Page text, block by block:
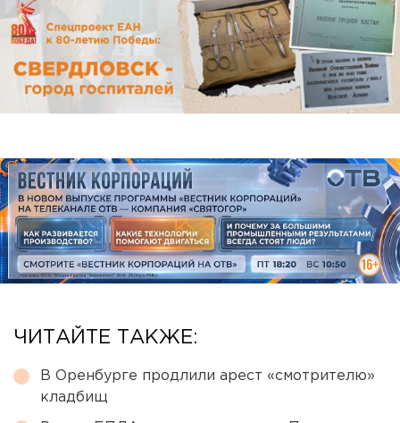
ЧИТАЙТЕ ТАКЖЕ:
В Оренбурге продлили арест «смотрителю»
кладбищ